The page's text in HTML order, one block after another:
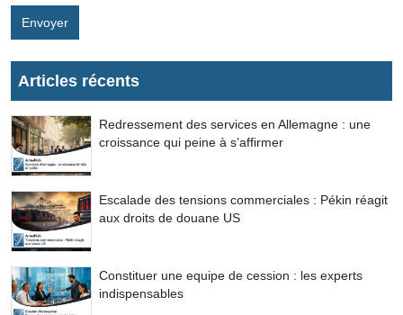
Envoyer
Articles récents
Redressement des services en Allemagne : une
croissance qui peine à s’affirmer
Escalade des tensions commerciales : Pékin réagit
aux droits de douane US
Constituer une equipe de cession : les experts
indispensables